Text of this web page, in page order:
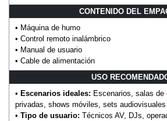
CONTENIDO DEL
• Máquina de humo
• Control remoto inalámbrico
• Manual de usuario
• Cable de alimentación
USO
• Escenarios ideales: Escenarios, salas
privadas, shows móviles, sets audiovisuales
• Tipo de usuario: Técnicos AV, DJs,